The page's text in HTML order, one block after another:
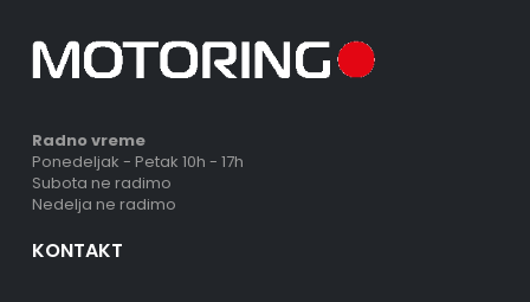
Radno vreme
Ponedeljak - Petak 10h - 17h
Subota ne radimo
Nedelja ne radimo
KONTAKT